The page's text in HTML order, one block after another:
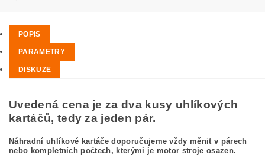
POPIS
PARAMETRY
DISKUZE
Uvedená cena je za dva kusy uhlíkových
kartáčů, tedy za jeden pár.
Náhradní uhlíkové kartáče doporučujeme vždy měnit v párech
nebo kompletních počtech, kterými je motor stroje osazen.